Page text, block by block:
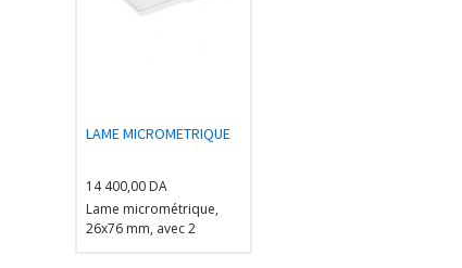
LAME MICROMETRIQUE
14 400,00DA
Lame micrométrique,
26x76 mm, avec 2